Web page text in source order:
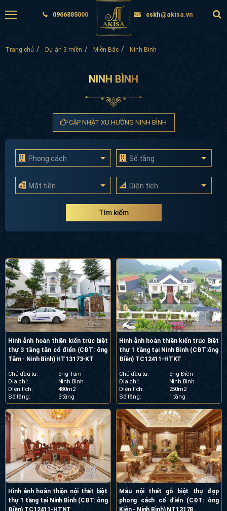
0966885000 cskh@akisa.vn
Trang chủ Dự án 3 miền Miền Bắc Ninh Bình
NINH BÌNH
CẬP NHẬT XU HƯỚNG NINH BÌNH
Phong cách Số tầng
Mặt tiền Diện tích
Tìm kiếm
Hình ảnh hoàn thiện kiến trúc biệt
thự 3 tầng tân cổ điển (CĐT: ông
Tâm - Ninh Bình) HT13173-KT
Chủ đầu tư:
ông Tâm
Địa chỉ:
Ninh Bình
Diện tích:
480m2
Số tầng:
3 tầng
Hình ảnh hoàn thiện kiến trúc Biệt
thự 1 tầng tại Ninh Bình (CĐT:ông
Điền) TC12411-HTKT
Chủ đầu tư:
ông Điền
Địa chỉ:
Ninh Bình
Diện tích:
250m2
Số tầng:
1 tầng
Hình ảnh hoàn thiện nội thất biệt
thự 1 tầng tại Ninh Bình (CĐT: ông
Điền) TC12411-HTNT
Mẫu nội thất gỗ biệt thự đẹp
phong cách cổ điển (CĐT: ông
Kiên - Ninh Bình) NT13178